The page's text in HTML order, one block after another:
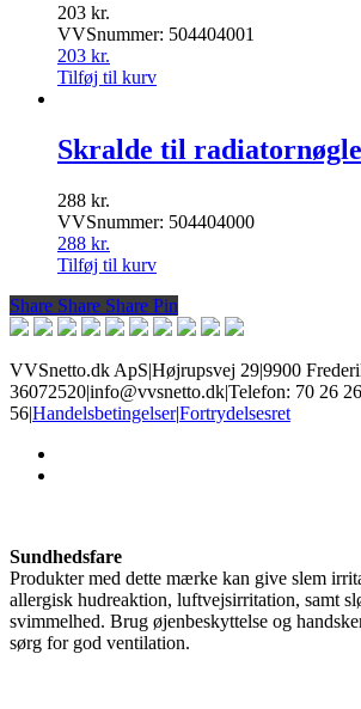
203 kr.
VVSnummer: 504404001
203 kr.
Tilføj til kurv
Skralde til radiatornøgle
288 kr.
VVSnummer: 504404000
288 kr.
Tilføj til kurv
Share
Share Share Share Pin
VVSnetto.dk ApS|Højrupsvej 29|9900
36072520|info@vvsnetto.dk|Telefon: 70 26 26
56|Handelsbetingelser|Fortrydelsesret
Sundhedsfare
Produkter med dette mærke kan give slem
allergisk hudreaktion, luftvejsirritation, samt
svimmelhed. Brug øjenbeskyttelse og
sørg for god ventilation.